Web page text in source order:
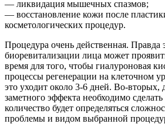
— ликвидация мышечных спазмов;
— восстановление кожи после
косметологических процедур.
Процедура очень действенная. Правда
биоревитализации лица может
время для того, чтобы гиалуроновая
процессы регенерации на клеточном
это уходит около 3-6 дней. Во-вторых,
заметного эффекта необходимо
количество будет определяться
проблемы и видом выбранной